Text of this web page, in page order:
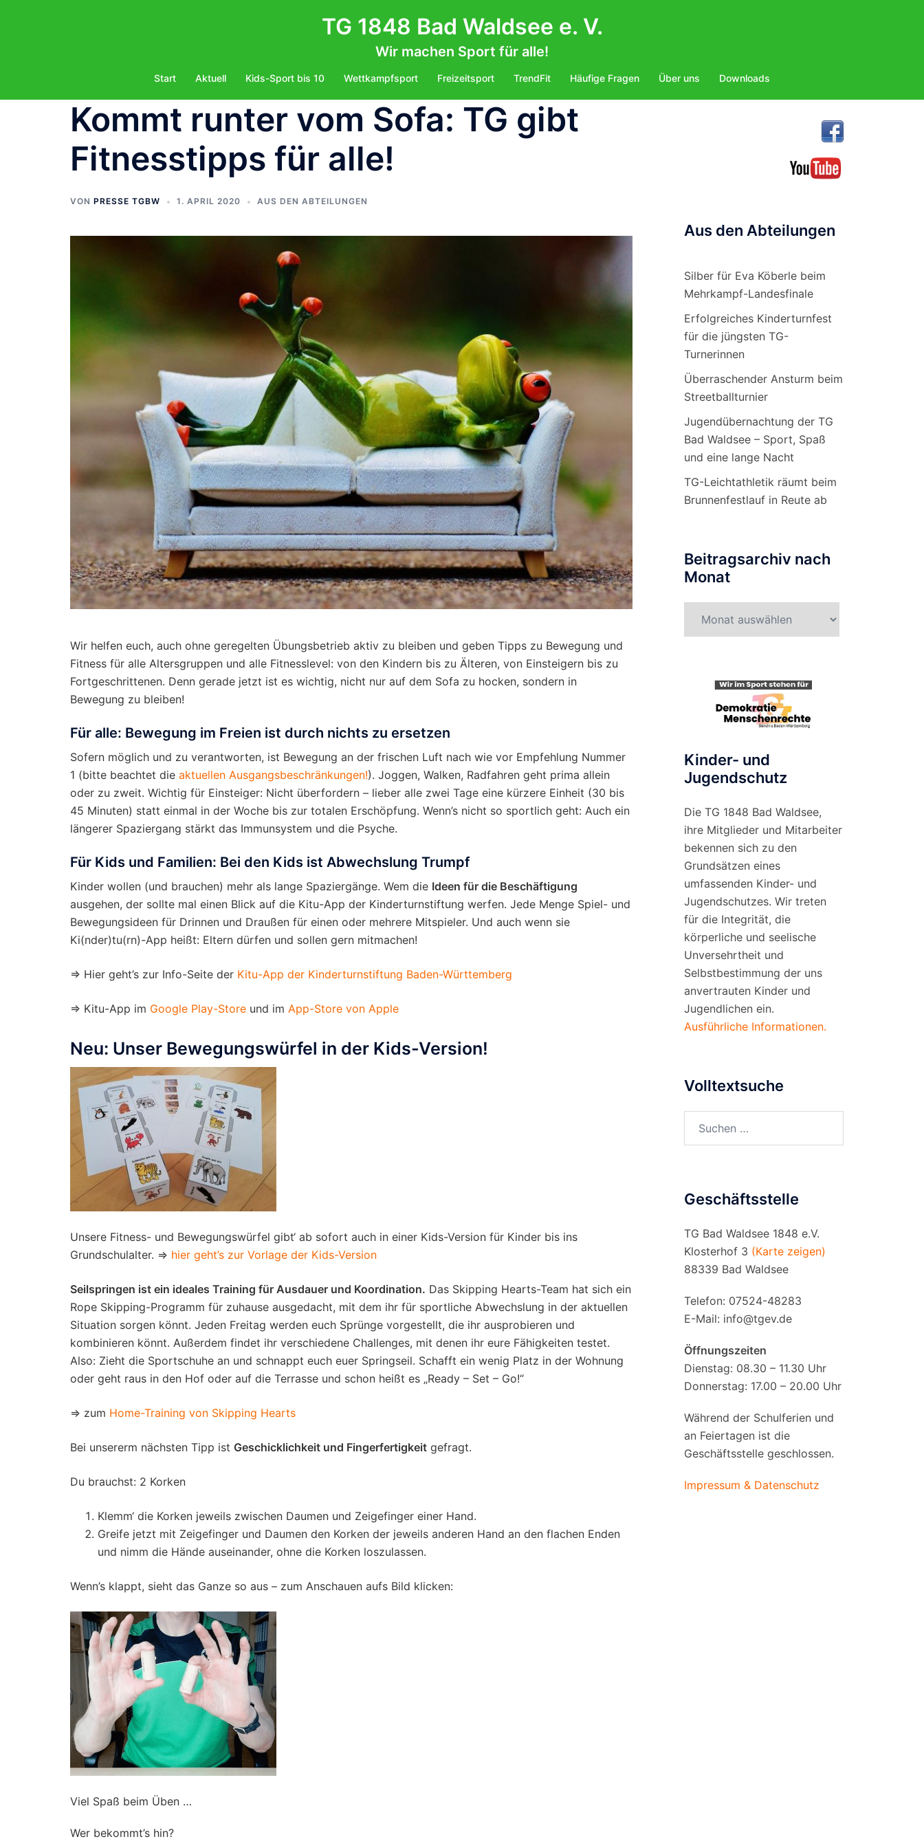
TG 1848 Bad Waldsee e. V.
Wir machen Sport für alle!
Start Aktuell Kids-Sport bis 10 Wettkampfsport Freizeitsport TrendFit Häufige Fragen Über uns Downloads
Kommt runter vom Sofa: TG gibt
Fitnesstipps für alle!
VON PRESSE TGBW 1. APRIL 2020 AUS DEN ABTEILUNGEN
Wir helfen euch, auch ohne geregelten Übungsbetrieb aktiv zu bleiben und geben Tipps zu Bewegung und
Fitness für alle Altersgruppen und alle Fitnesslevel: von den Kindern bis zu Älteren, von Einsteigern bis zu
Fortgeschrittenen. Denn gerade jetzt ist es wichtig, nicht nur auf dem Sofa zu hocken, sondern in
Bewegung zu bleiben!
Für alle: Bewegung im Freien ist durch nichts zu ersetzen
Sofern möglich und zu verantworten, ist Bewegung an der frischen Luft nach wie vor Empfehlung Nummer
1 (bitte beachtet die aktuellen Ausgangsbeschränkungen!). Joggen, Walken, Radfahren geht prima allein
oder zu zweit. Wichtig für Einsteiger: Nicht überfordern – lieber alle zwei Tage eine kürzere Einheit (30 bis
45 Minuten) statt einmal in der Woche bis zur totalen Erschöpfung. Wenn’s nicht so sportlich geht: Auch ein
längerer Spaziergang stärkt das Immunsystem und die Psyche.
Für Kids und Familien: Bei den Kids ist Abwechslung Trumpf
Kinder wollen (und brauchen) mehr als lange Spaziergänge. Wem die Ideen für die Beschäftigung
ausgehen, der sollte mal einen Blick auf die Kitu-App der Kinderturnstiftung werfen. Jede Menge Spiel- und
Bewegungsideen für Drinnen und Draußen für einen oder mehrere Mitspieler. Und auch wenn sie
Ki(nder)tu(rn)-App heißt: Eltern dürfen und sollen gern mitmachen!
⇒ Hier geht’s zur Info-Seite der Kitu-App der Kinderturnstiftung Baden-Württemberg
⇒ Kitu-App im Google Play-Store und im App-Store von Apple
Neu: Unser Bewegungswürfel in der Kids-Version!
Unsere Fitness- und Bewegungswürfel gibt‘ ab sofort auch in einer Kids-Version für Kinder bis ins
Grundschulalter. ⇒ hier geht’s zur Vorlage der Kids-Version
Seilspringen ist ein ideales Training für Ausdauer und Koordination. Das Skipping Hearts-Team hat sich ein
Rope Skipping-Programm für zuhause ausgedacht, mit dem ihr für sportliche Abwechslung in der aktuellen
Situation sorgen könnt. Jeden Freitag werden euch Sprünge vorgestellt, die ihr ausprobieren und
kombinieren könnt. Außerdem findet ihr verschiedene Challenges, mit denen ihr eure Fähigkeiten testet.
Also: Zieht die Sportschuhe an und schnappt euch euer Springseil. Schafft ein wenig Platz in der Wohnung
oder geht raus in den Hof oder auf die Terrasse und schon heißt es „Ready – Set – Go!“
⇒ zum Home-Training von Skipping Hearts
Bei unsererm nächsten Tipp ist Geschicklichkeit und Fingerfertigkeit gefragt.
Du brauchst: 2 Korken
Klemm‘ die Korken jeweils zwischen Daumen und Zeigefinger einer Hand.
Greife jetzt mit Zeigefinger und Daumen den Korken der jeweils anderen Hand an den flachen Enden
und nimm die Hände auseinander, ohne die Korken loszulassen.
Wenn’s klappt, sieht das Ganze so aus – zum Anschauen aufs Bild klicken:
Viel Spaß beim Üben …
Wer bekommt’s hin?
Aus den Abteilungen
Silber für Eva Köberle beim
Mehrkampf-Landesfinale
Erfolgreiches Kinderturnfest
für die jüngsten TG-
Turnerinnen
Überraschender Ansturm beim
Streetballturnier
Jugendübernachtung der TG
Bad Waldsee – Sport, Spaß
und eine lange Nacht
TG-Leichtathletik räumt beim
Brunnenfestlauf in Reute ab
Beitragsarchiv nach
Monat
nach
Kinder- und
Jugendschutz
Die TG 1848 Bad Waldsee,
ihre Mitglieder und Mitarbeiter
bekennen sich zu den
Grundsätzen eines
umfassenden Kinder- und
Jugendschutzes. Wir treten
für die Integrität, die
körperliche und seelische
Unversehrtheit und
Selbstbestimmung der uns
anvertrauten Kinder und
Jugendlichen ein.
Ausführliche Informationen.
Volltextsuche
nach:
Geschäftsstelle
TG Bad Waldsee 1848 e.V.
Klosterhof 3 (Karte zeigen)
88339 Bad Waldsee
Telefon: 07524-48283
E-Mail: info@tgev.de
Öffnungszeiten
Dienstag: 08.30 – 11.30 Uhr
Donnerstag: 17.00 – 20.00 Uhr
Während der Schulferien und
an Feiertagen ist die
Geschäftsstelle geschlossen.
Impressum & Datenschutz